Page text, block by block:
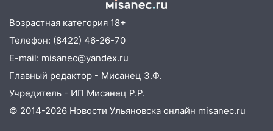
августа после рабочего дня: список АЗС
17:05
Ульяновске задержали 19-летнюю
сообщницу мошенников
16:12 Едва не перерезал горло: в
Вешкайме посиделки с судимым
Возрастная категория 18+
Телефон: (8422) 46-26-70
E-mail: misanec@yandex.ru
Главный редактор - Мисанец З.Ф.
Учредитель - ИП Мисанец Р.Р.
© 2014-2026 Новости Ульяновска онлайн misanec.ru